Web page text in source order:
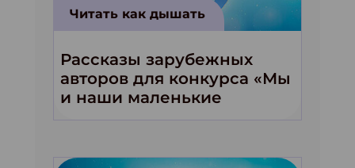
Читать как дышать
Рассказы зарубежных
авторов для конкурса «Мы
и наши маленькие
волшебники!»